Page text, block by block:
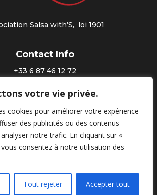
votre vie privée.
cookies pour améliorer votre expérience
des publicités ou des contenus
notre trafic. En cliquant sur «
consentez à notre utilisation des
Tout rejeter Accepter tout
Salsa with’S, loi 1901
Contact Info
+33 6 87 46 12 72
salsawiths@gmail.com
nous / Follow On